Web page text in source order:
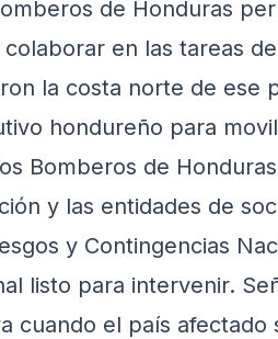
de Honduras
en las tareas
la costa norte de ese
hondureño para
Bomberos de
y las entidades de
y Contingencias
listo para intervenir.
cuando el país afectado